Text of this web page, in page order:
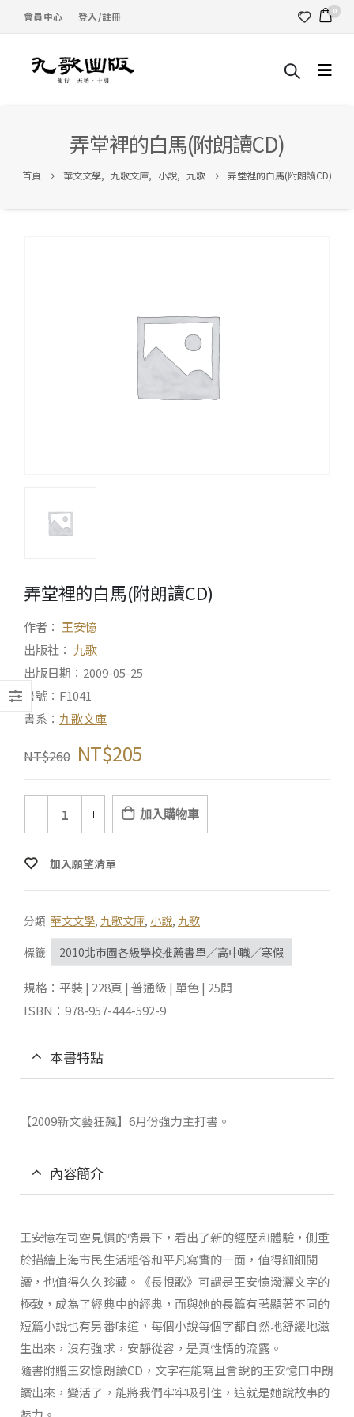
會員中心 登入/註冊 0
弄堂裡的白馬(附朗讀CD)
首頁 華文文學, 九歌文庫, 小說, 九歌 弄堂裡的白馬(附朗讀CD)
弄堂裡的白馬(附朗讀CD)
作者： 王安憶
出版社： 九歌
出版日期：2009-05-25
書號：F1041
書系： 九歌文庫
NT$260 NT$205
加入購物車
加入願望清單
分類: 華文文學, 九歌文庫, 小說, 九歌
標籤:
2010北市圖各級學校推薦書單／高中職／寒假
規格：平裝 | 228頁 | 普通級 | 單色 | 25開
ISBN：978-957-444-592-9
本書特點
【2009新文藝狂飆】6月份強力主打書。
內容簡介
王安憶在司空見慣的情景下，看出了新的經歷和體驗，側重
於描繪上海市民生活粗俗和平凡寫實的一面，值得細細閱
讀，也值得久久珍藏。《長恨歌》可謂是王安憶潑灑文字的
極致，成為了經典中的經典，而與她的長篇有著顯著不同的
短篇小說也有另番味道，每個小說每個字都自然地舒緩地滋
生出來，沒有強求，安靜從容，是真性情的流露。
隨書附贈王安憶朗讀CD，文字在能寫且會說的王安憶口中朗
讀出來，變活了，能將我們牢牢吸引住，這就是她說故事的